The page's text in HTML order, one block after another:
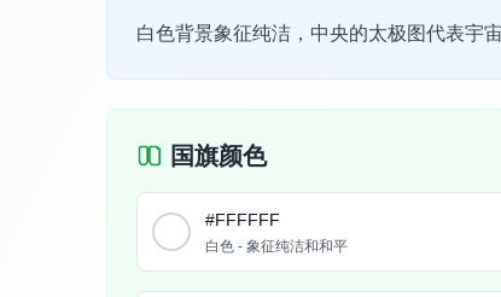
白色背景象征纯洁，中央的太极图代表宇
国旗颜色
#FFFFFF
白色 - 象征纯洁和和平